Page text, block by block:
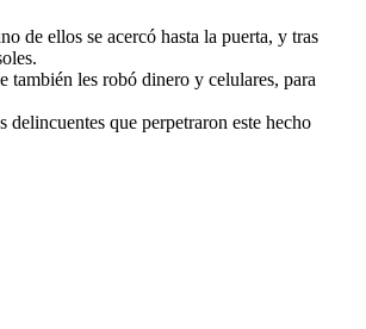
de ellos se acercó hasta la puerta, y tras
también les robó dinero y celulares, para
que perpetraron este hecho